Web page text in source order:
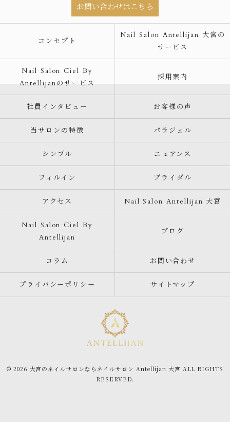
お問い合わせはこちら
コンセプト
Nail Salon Antellijan 大宮の
サービス
Nail Salon Ciel By
Antellijanのサービス
採用案内
社員インタビュー お客様の声
当サロンの特徴 パラジェル
シンプル ニュアンス
フィルイン ブライダル
アクセス Nail Salon Antellijan 大宮
Nail Salon Ciel By
Antellijan
ブログ
コラム お問い合わせ
プライバシーポリシー サイトマップ
© 2026 大宮のネイルサロンならネイルサロン Antellijan 大宮 ALL RIGHTS
RESERVED.